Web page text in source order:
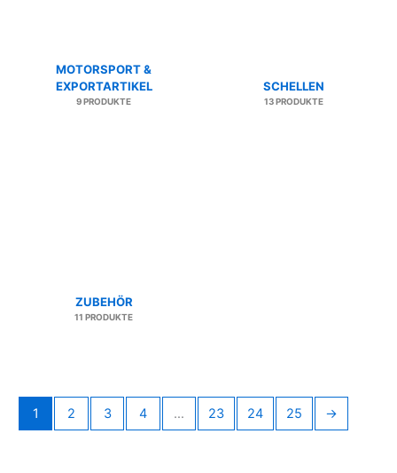
MOTORSPORT &
EXPORTARTIKEL
9 PRODUKTE
SCHELLEN
13 PRODUKTE
ZUBEHÖR
11 PRODUKTE
1 2 3 4 … 23 24 25 →